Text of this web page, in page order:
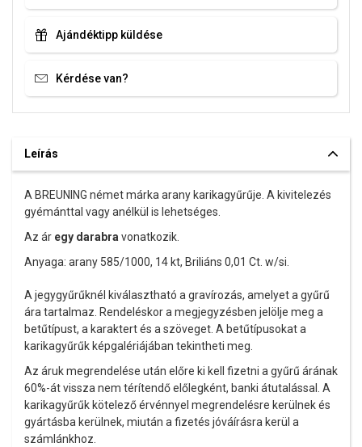
Ajándéktipp küldése
Kérdése van?
Leírás
A BREUNING német márka arany karikagyűrűje. A kivitelezés
gyémánttal vagy anélkül is lehetséges.
Az ár egy darabra vonatkozik.
Anyaga: arany 585/1000, 14 kt, Briliáns 0,01 Ct. w/si.
A jegygyűrűknél kiválasztható a gravírozás, amelyet a gyűrű
ára tartalmaz. Rendeléskor a megjegyzésben jelölje meg a
betűtípust, a karaktert és a szöveget. A betűtípusokat a
karikagyűrűk képgalériájában tekintheti meg.
Az áruk megrendelése után előre ki kell fizetni a gyűrű árának
60%-át vissza nem térítendő előlegként, banki átutalással. A
karikagyűrűk kötelező érvénnyel megrendelésre kerülnek és
gyártásba kerülnek, miután a fizetés jóváírásra kerül a
számlánkhoz.